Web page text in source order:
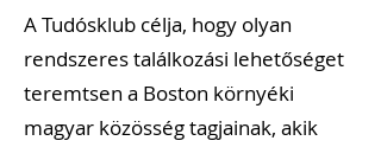
A Tudósklub célja, hogy olyan
rendszeres találkozási lehetőséget
teremtsen a Boston környéki
magyar közösség tagjainak, akik